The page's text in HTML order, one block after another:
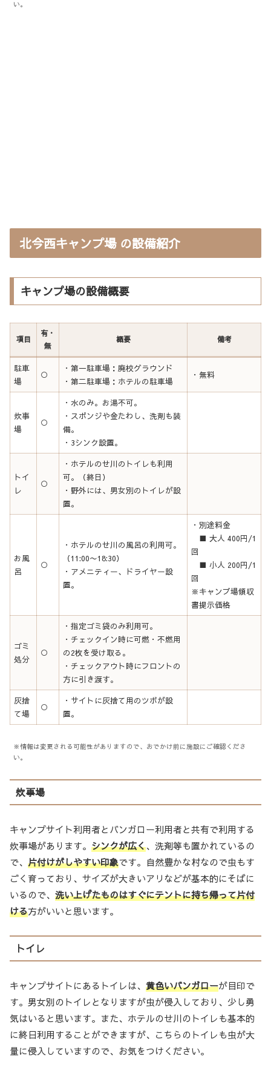
い。
北今西キャンプ場 の設備紹介
キャンプ場の設備概要
項目
有・
無
概要 備考
駐車
場
○
・第一駐車場：廃校グラウンド
・第二駐車場：ホテルの駐車場
・無料
炊事
場
○
・水のみ。お湯不可。
・スポンジや金たわし、洗剤も装
備。
・3シンク設置。
トイ
レ
○
・ホテルのせ川のトイレも利用
可。（終日）
・野外には、男女別のトイレが設
置。
お風
呂
○
・ホテルのせ川の風呂の利用可。
（11:00〜18:30）
・アメニティー、ドライヤー設
置。
・別途料金
■ 大人 400円/1
回
■ 小人 200円/1
回
※キャンプ場領収
書提示価格
ゴミ
処分
○
・指定ゴミ袋のみ利用可。
・チェックイン時に可燃・不燃用
の2枚を受け取る。
・チェックアウト時にフロントの
方に引き渡す。
灰捨
て場
○
・サイトに灰捨て用のツボが設
置。
※情報は変更される可能性がありますので、おでかけ前に施設にご確認くださ
い。
炊事場
キャンプサイト利用者とバンガロー利用者と共有で利用する
炊事場があります。 シンクが広く、洗剤等も置かれているの
で、 片付けがしやすい印象です。自然豊かな村なので虫もす
ごく育っており、サイズが大きいアリなどが基本的にそばに
いるので、 洗い上げたものはすぐにテントに持ち帰って片付
ける方がいいと思います。
トイレ
キャンプサイトにあるトイレは、 黄色いバンガローが目印で
す。男女別のトイレとなりますが虫が侵入しており、少し勇
気はいると思います。また、ホテルのせ川のトイレも基本的
に終日利用することができますが、こちらのトイレも虫が大
量に侵入していますので、お気をつけください。